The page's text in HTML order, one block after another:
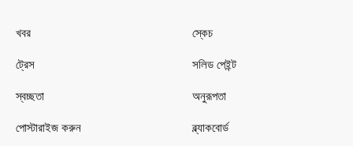
খবর
ট্রেস
স্বচ্ছতা
পোস্টারাইজ করুন
স্কেচ
সলিড পেইন্ট
অনুরূপতা
ব্ল্যাকবোর্ড